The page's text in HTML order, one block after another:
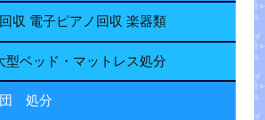
収 電子ピアノ回収 楽器類
型ベッド・マットレス処分
団 処分